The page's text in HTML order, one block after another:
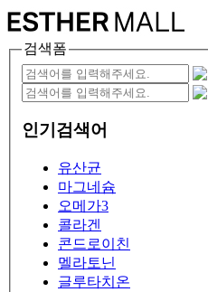
검색폼
인기검색어
유산균
마그네슘
오메가3
콜라겐
콘드로이친
멜라토닌
글루타치온